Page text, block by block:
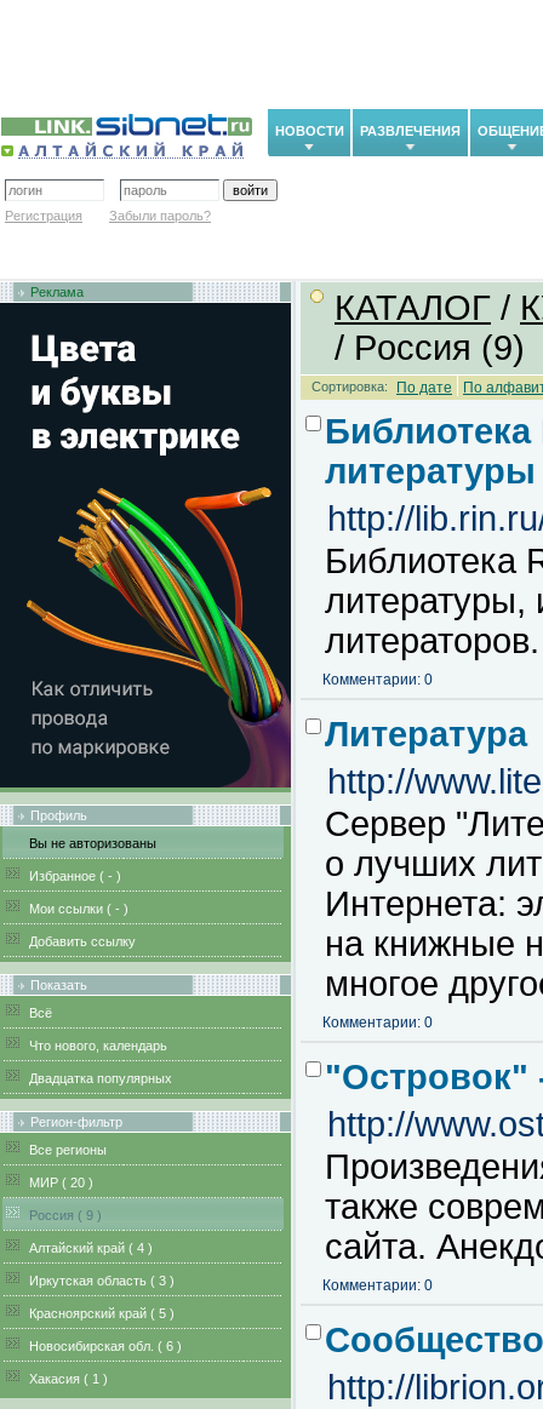
НОВОСТИ РАЗВЛЕЧЕНИЯ
Регистрация Забыли пароль?
Реклама
Профиль
Вы не авторизованы
Избранное ( - )
Мои ссылки ( - )
Добавить ссылку
Показать
Всё
Что нового, календарь
Двадцатка популярных
Регион-фильтр
Все регионы
MИР ( 20 )
Pоссия ( 9 )
Алтайский край ( 4 )
Иркутская область ( 3 )
Красноярский край ( 5 )
Новосибирская обл. ( 6 )
Хакасия ( 1 )
КАТАЛОГ /
/ Pоссия (9)
Сортировка: По дате По
литературы
http://
Библиотека
литературы,
литераторов.
Комментарии: 0
Литература
http://
Сервер
о лучших
Интернета:
на книжные
многое
Комментарии: 0
"Островок"
http://
также
сайта.
Комментарии: 0
http://